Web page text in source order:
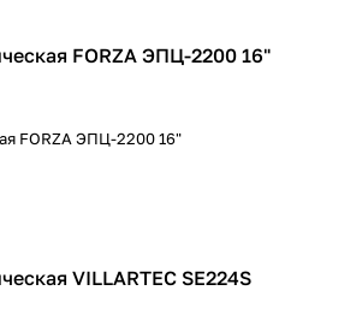
FORZA ЭПЦ-2200 16"
FORZA ЭПЦ-2200 16"
VILLARTEC SE224S